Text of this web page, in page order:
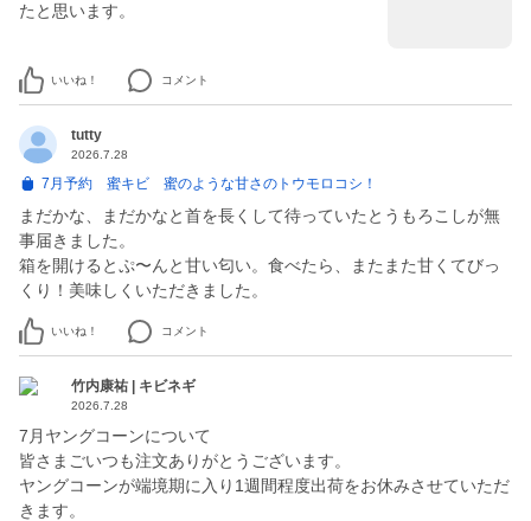
たと思います。
いいね！ コメント
tutty
2026.7.28
7月予約 蜜キビ 蜜のような甘さのトウモロコシ！
まだかな、まだかなと首を長くして待っていたとうもろこしが無
事届きました。
箱を開けるとぷ〜んと甘い匂い。食べたら、またまた甘くてびっ
くり！美味しくいただきました。
いいね！ コメント
竹内康祐 | キビネギ
2026.7.28
7月ヤングコーンについて
皆さまごいつも注文ありがとうございます。
ヤングコーンが端境期に入り1週間程度出荷をお休みさせていただ
きます。